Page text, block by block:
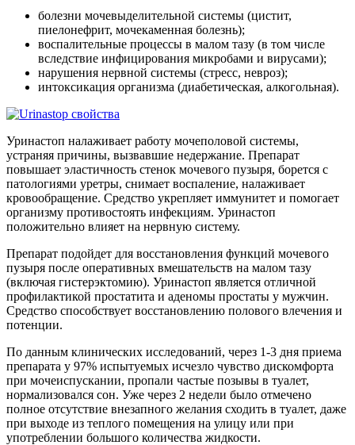
болезни мочевыделительной системы (цистит,
пиелонефрит, мочекаменная болезнь);
воспалительные процессы в малом тазу (в том числе
вследствие инфицирования микробами и вирусами);
нарушения нервной системы (стресс, невроз);
интоксикация организма (диабетическая, алкогольная).
Уринастоп налаживает работу мочеполовой системы,
устраняя причины, вызвавшие недержание. Препарат
повышает эластичность стенок мочевого пузыря, борется с
патологиями уретры, снимает воспаление, налаживает
кровообращение. Средство укрепляет иммунитет и помогает
организму противостоять инфекциям. Уринастоп
положительно влияет на нервную систему.
Препарат подойдет для восстановления функций мочевого
пузыря после оперативных вмешательств на малом тазу
(включая гистерэктомию). Уринастоп является отличной
профилактикой простатита и аденомы простаты у мужчин.
Средство способствует восстановлению полового влечения и
потенции.
По данным клинических исследований, через 1-3 дня приема
препарата у 97% испытуемых исчезло чувство дискомфорта
при мочеиспускании, пропали частые позывы в туалет,
нормализовался сон. Уже через 2 недели было отмечено
полное отсутствие внезапного желания сходить в туалет, даже
при выходе из теплого помещения на улицу или при
употреблении большого количества жидкости.